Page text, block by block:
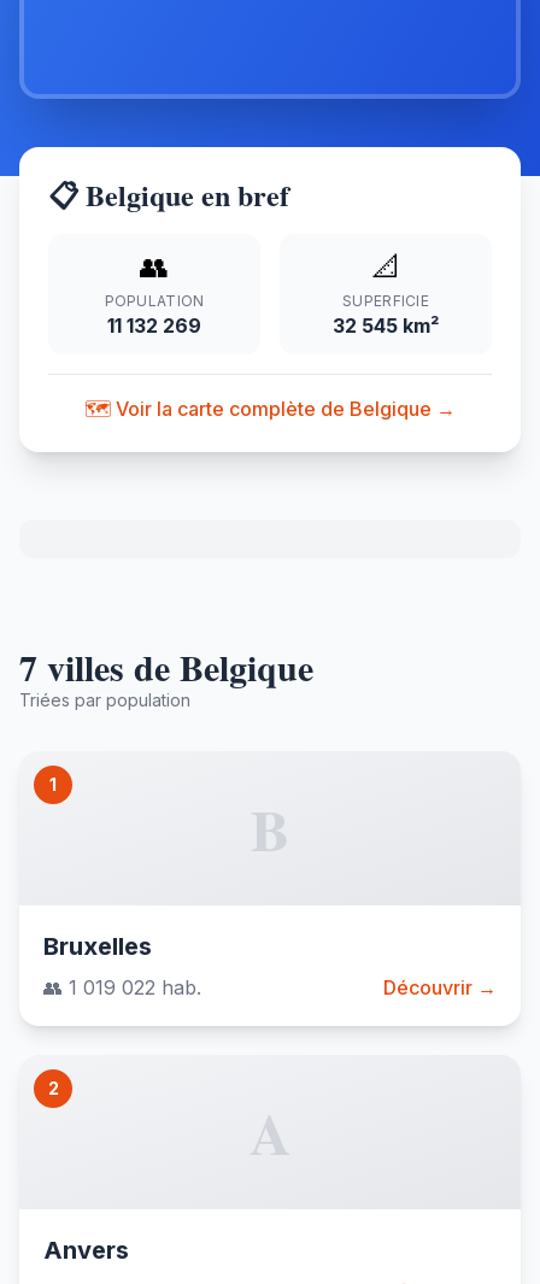
📋 Belgique en bref
👥
POPULATION
11 132 269
📐
SUPERFICIE
32 545 km²
🗺️ Voir la carte complète de Belgique →
7 villes de Belgique
Triées par population
1
B
Bruxelles
👥 1 019 022 hab. Découvrir →
2
A
Anvers